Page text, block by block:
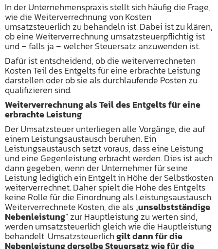
In der Unternehmenspraxis stellt sich häufig die Frage,
wie die Weiterverrechnung von Kosten
umsatzsteuerlich zu behandeln ist. Dabei ist zu klären,
ob eine Weiterverrechnung umsatzsteuerpflichtig ist
und – falls ja – welcher Steuersatz anzuwenden ist.
Dafür ist entscheidend, ob die weiterverrechneten
Kosten Teil des Entgelts für eine erbrachte Leistung
darstellen oder ob sie als durchlaufende Posten zu
qualifizieren sind.
Weiterverrechnung als Teil des Entgelts für eine
erbrachte Leistung
Der Umsatzsteuer unterliegen alle Vorgänge, die auf
einem Leistungsaustausch beruhen. Ein
Leistungsaustausch setzt voraus, dass eine Leistung
und eine Gegenleistung erbracht werden. Dies ist auch
dann gegeben, wenn der Unternehmer für seine
Leistung lediglich ein Entgelt in Höhe der Selbstkosten
weiterverrechnet. Daher spielt die Höhe des Entgelts
keine Rolle für die Einordnung als Leistungsaustausch.
Weiterverrechnete Kosten, die als „unselbstständige
Nebenleistung“ zur Hauptleistung zu werten sind,
werden umsatzsteuerlich gleich wie die Hauptleistung
behandelt. Umsatzsteuerlichgilt dann für die
Nebenleistung derselbe Steuersatz wie für die